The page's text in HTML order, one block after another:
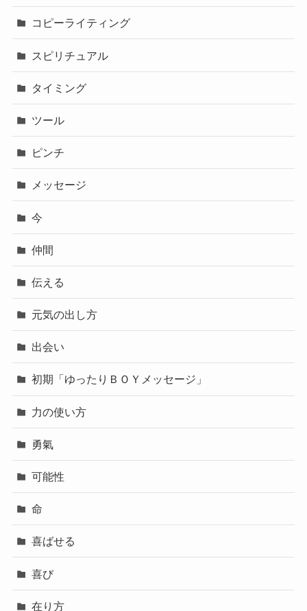
コピーライティング
スピリチュアル
タイミング
ツール
ピンチ
メッセージ
今
仲間
伝える
元気の出し方
出会い
初期「ゆったりＢＯＹメッセージ」
力の使い方
勇氣
可能性
命
喜ばせる
喜び
在り方